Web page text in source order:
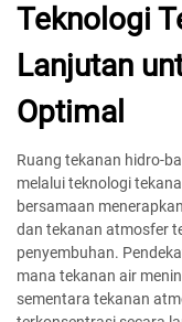
Teknologi
Lanjutan
Optimal
Ruang tekanan hidro-
melalui teknologi
bersamaan
dan tekanan atmosfer
penyembuhan.
mana tekanan air
sementara tekanan